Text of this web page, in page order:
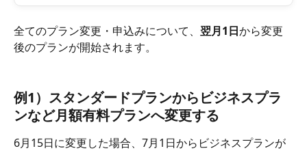
全てのプラン変更・申込みについて、 翌月1日から変更
後のプランが開始されます。
例1）スタンダードプランからビジネスプラ
ンなど月額有料プランへ変更する
6月15日に変更した場合、7月1日からビジネスプランが